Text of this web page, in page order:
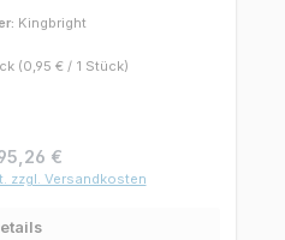
Kingbright
(0,95 € / 1 Stück)
Preis:
€
zzgl. Versandkosten